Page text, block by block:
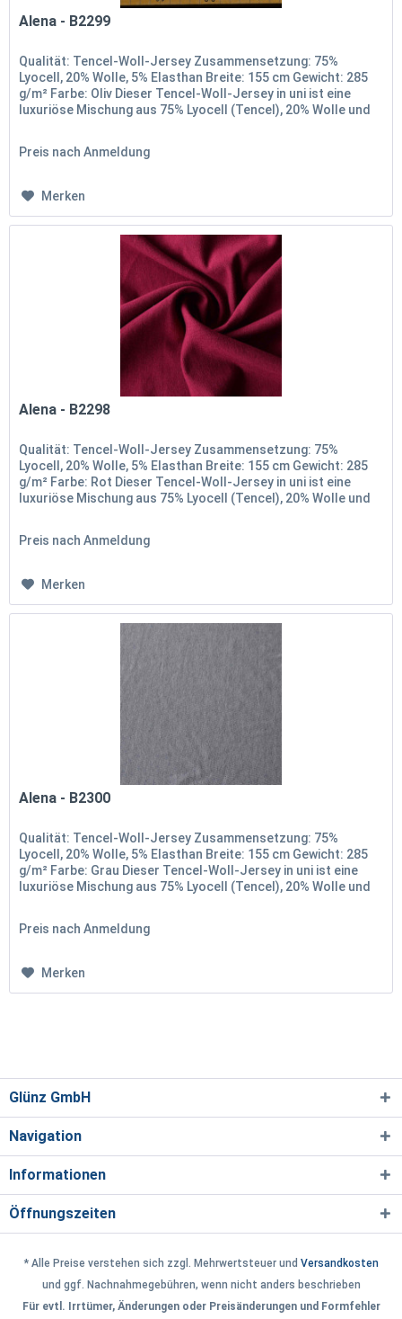
Alena - B2299
Qualität: Tencel-Woll-Jersey Zusammensetzung: 75%
Lyocell, 20% Wolle, 5% Elasthan Breite: 155 cm Gewicht: 285
g/m² Farbe: Oliv Dieser Tencel-Woll-Jersey in uni ist eine
luxuriöse Mischung aus 75% Lyocell (Tencel), 20% Wolle und
Preis nach Anmeldung
Merken
Alena - B2298
Qualität: Tencel-Woll-Jersey Zusammensetzung: 75%
Lyocell, 20% Wolle, 5% Elasthan Breite: 155 cm Gewicht: 285
g/m² Farbe: Rot Dieser Tencel-Woll-Jersey in uni ist eine
luxuriöse Mischung aus 75% Lyocell (Tencel), 20% Wolle und
Preis nach Anmeldung
Merken
Alena - B2300
Qualität: Tencel-Woll-Jersey Zusammensetzung: 75%
Lyocell, 20% Wolle, 5% Elasthan Breite: 155 cm Gewicht: 285
g/m² Farbe: Grau Dieser Tencel-Woll-Jersey in uni ist eine
luxuriöse Mischung aus 75% Lyocell (Tencel), 20% Wolle und
Preis nach Anmeldung
Merken
Glünz GmbH
Navigation
Informationen
Öffnungszeiten
* Alle Preise verstehen sich zzgl. Mehrwertsteuer und Versandkosten
und ggf. Nachnahmegebühren, wenn nicht anders beschrieben
Für evtl. Irrtümer, Änderungen oder Preisänderungen und Formfehler